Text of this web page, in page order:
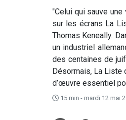
"Celui qui sauve
sur les écrans La
Thomas Keneally.
un industriel
des centaines de
Désormais, La Liste
d’œuvre essentiel
15 min - mardi 12 mai